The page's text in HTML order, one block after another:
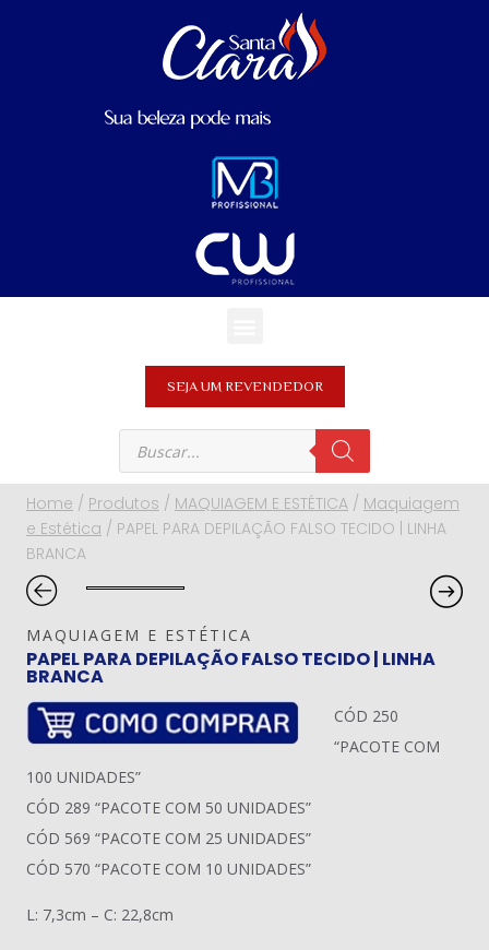
SEJA UM REVENDEDOR
Home / Produtos / MAQUIAGEM E ESTÉTICA / Maquiagem
e Estética / PAPEL PARA DEPILAÇÃO FALSO TECIDO | LINHA
BRANCA
MAQUIAGEM E ESTÉTICA
PAPEL PARA DEPILAÇÃO FALSO TECIDO | LINHA
BRANCA
CÓD 250
“PACOTE COM
100 UNIDADES”
CÓD 289 “PACOTE COM 50 UNIDADES”
CÓD 569 “PACOTE COM 25 UNIDADES”
CÓD 570 “PACOTE COM 10 UNIDADES”
L: 7,3cm – C: 22,8cm